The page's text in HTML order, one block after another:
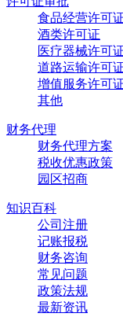
食品经营许可
酒类许可证
医疗器械许可
道路运输许可
增值服务许可
其他
财务代理
财务代理方案
税收优惠政策
园区招商
知识百科
公司注册
记账报税
财务咨询
常见问题
政策法规
最新资讯